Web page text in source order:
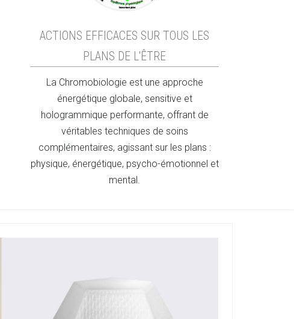
ACTIONS EFFICACES SUR TOUS LES
PLANS DE L'ÊTRE
La Chromobiologie est une approche
énergétique globale, sensitive et
hologrammique performante, offrant de
véritables techniques de soins
complémentaires, agissant sur les plans :
physique, énergétique, psycho-émotionnel et
mental.